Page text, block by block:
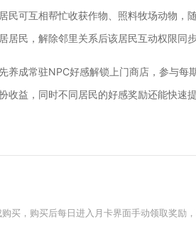
民可互相帮忙收获作物、照料牧场动物，
民，解除邻里关系后该居民互动权限同步
养成常驻NPC好感解锁上门商店，参与每
益，同时不同居民的好感奖励还能快速
买，购买后每日进入月卡界面手动领取奖励